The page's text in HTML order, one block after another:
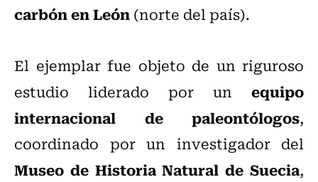
carbón en León(norte del país).
El ejemplar fue objeto de un riguroso
estudio liderado por un equipo
internacional de paleontólogos,
coordinado por un investigador del
Museo de Historia Natural de Suecia,